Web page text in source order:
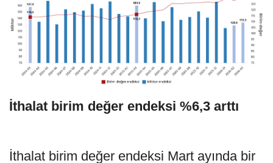
İthalat birim değer endeksi %6,3 arttı
İthalat birim değer endeksi Mart ayında bir